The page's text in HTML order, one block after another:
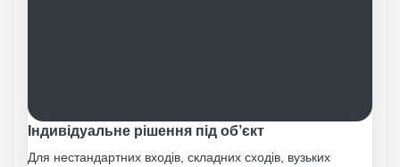
Індивідуальне рішення під об’єкт
Для нестандартних входів, складних сходів, вузьких